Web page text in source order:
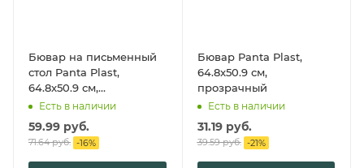
Бювар на письменный
стол Panta Plast,
64.8x50.9 см,
прозрачный
Есть в наличии
59.99 руб.
71.64руб. -16%
Бювар Panta Plast,
64.8x50.9 см,
прозрачный
Есть в наличии
31.19руб.
39.59руб. -21%